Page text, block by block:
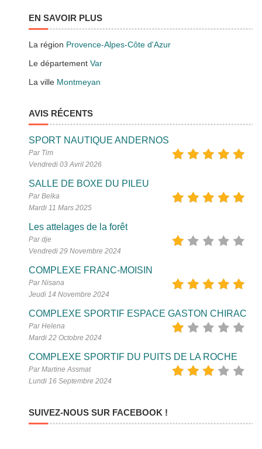
EN SAVOIR PLUS
La région Provence-Alpes-Côte d'Azur
Le départementVar
La ville Montmeyan
AVIS RÉCENTS
SPORT NAUTIQUE ANDERNOS
Par Tim
Vendredi 03 Avril 2026
SALLE DE BOXE DU PILEU
Par Belka
Mardi 11 Mars 2025
Les attelages de la forêt
Par dje
Vendredi 29 Novembre 2024
COMPLEXE FRANC-MOISIN
Par Nisana
Jeudi 14 Novembre 2024
COMPLEXE SPORTIF ESPACE GASTON CHIRAC
Par Helena
Mardi 22 Octobre 2024
COMPLEXE SPORTIF DU PUITS DE LA ROCHE
Par Martine Assmat
Lundi 16 Septembre 2024
SUIVEZ-NOUS SUR FACEBOOK !